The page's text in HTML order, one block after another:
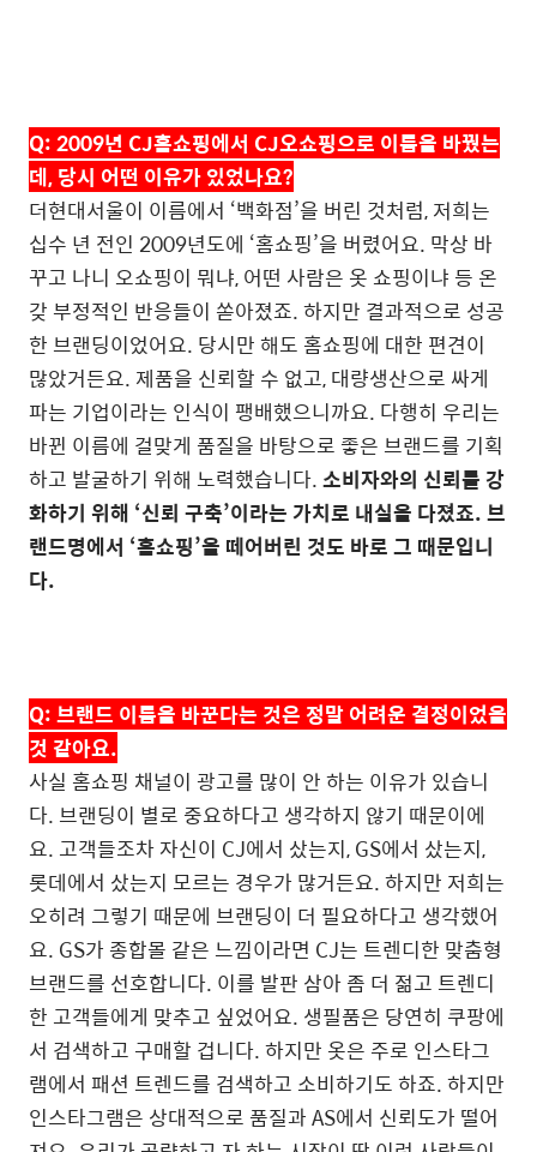
Q:2009년 CJ홈쇼핑에서 CJ오쇼핑으로 이름을 바꿨는
데,당시 어떤 이유가 있었나요?
더현대서울이 이름에서 ‘백화점’을 버린 것처럼,저희는
십수 년 전인 2009년도에 ‘홈쇼핑’을 버렸어요. 막상 바
꾸고 나니 오쇼핑이 뭐냐,어떤 사람은 옷 쇼핑이냐 등 온
갖 부정적인 반응들이 쏟아졌죠.하지만 결과적으로 성공
한 브랜딩이었어요. 당시만 해도 홈쇼핑에 대한 편견이
많았거든요. 제품을 신뢰할 수 없고,대량생산으로 싸게
파는 기업이라는 인식이 팽배했으니까요. 다행히 우리는
바뀐 이름에 걸맞게 품질을 바탕으로 좋은 브랜드를 기획
하고 발굴하기 위해 노력했습니다.소비자와의 신뢰를 강
화하기 위해 ‘신뢰 구축’이라는 가치로 내실을 다졌죠.브
랜드명에서 ‘홈쇼핑’을 떼어버린 것도 바로 그 때문입니
다.
Q:브랜드 이름을 바꾼다는 것은 정말 어려운 결정이었을
것 같아요.
사실 홈쇼핑 채널이 광고를 많이 안 하는 이유가 있습니
다. 브랜딩이 별로 중요하다고 생각하지 않기 때문이에
요. 고객들조차 자신이 CJ에서 샀는지, GS에서 샀는지,
롯데에서 샀는지 모르는 경우가 많거든요.하지만 저희는
오히려 그렇기 때문에 브랜딩이 더 필요하다고 생각했어
요. GS가 종합몰 같은 느낌이라면 CJ는 트렌디한 맞춤형
브랜드를 선호합니다. 이를 발판 삼아 좀 더 젊고 트렌디
한 고객들에게 맞추고 싶었어요. 생필품은 당연히 쿠팡에
서 검색하고 구매할 겁니다.하지만 옷은 주로 인스타그
램에서 패션 트렌드를 검색하고 소비하기도 하죠.하지만
인스타그램은 상대적으로 품질과AS에서 신뢰도가 떨어